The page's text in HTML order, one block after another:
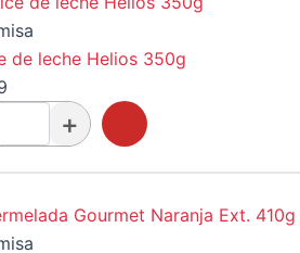
de leche Helios 350g